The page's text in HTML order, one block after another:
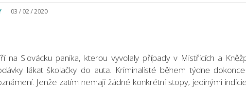
03 / 02 / 2020
na Slovácku panika, kterou vyvolaly případy v Mistřicích a
lákat školačky do auta. Kriminalisté během týdne
Jenže zatím nemají žádné konkrétní stopy, jedinými